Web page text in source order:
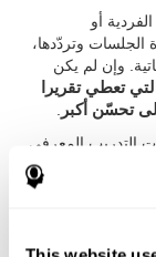
أو
الجلسات وتردّدها،
وإن لم يكن
تعطي تقريرا
تحسّن أكبر
التدريب المعرفي
أم لا.